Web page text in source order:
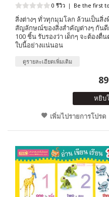
0 รีวิว | Be the first
สิ่งต่างๆ ทั่วทุกมุมโลก ล้วนเป็นสิ่
สัญลักษณ์ของสิ่งสำคัญต่างๆ กันดี
100 ชิ้น รับรองว่า เด็กๆ จะต้อง
ใบนี้อย่างแน่นอน
ดูรายละเอียดเพิ่มเติม
หยิบ
เพิ่มไปรายการโปรด